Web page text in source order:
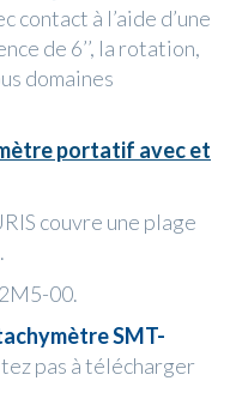
contact à l’aide d’une
de 6’’, la rotation,
domaines
portatif avec et
couvre une plage
00.
SMT-
pas à télécharger